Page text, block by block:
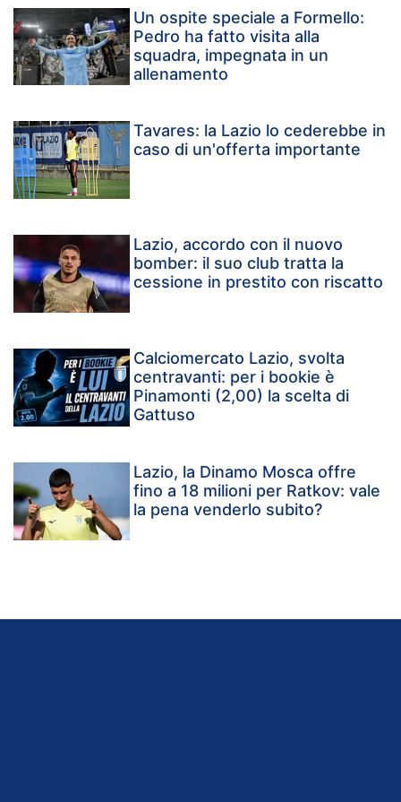
Un ospite speciale a Formello:
Pedro ha fatto visita alla
squadra, impegnata in un
allenamento
Tavares: la Lazio lo cederebbe in
caso di un'offerta importante
Lazio, accordo con il nuovo
bomber: il suo club tratta la
cessione in prestito con riscatto
Calciomercato Lazio, svolta
centravanti: per i bookie è
Pinamonti (2,00) la scelta di
Gattuso
Lazio, la Dinamo Mosca offre
fino a 18 milioni per Ratkov: vale
la pena venderlo subito?